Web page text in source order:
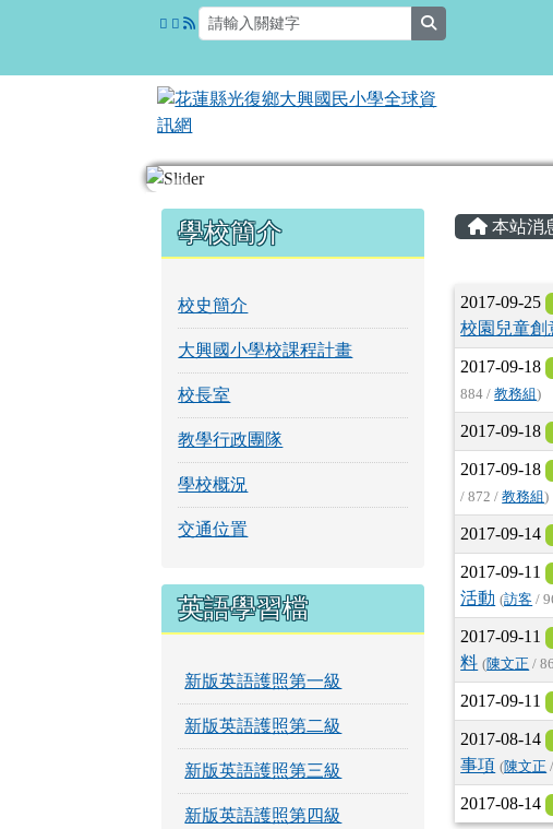
花蓮縣光復鄉大興國民小學
左邊區域內容
學校簡介
校史簡介
大興國小學校課程計畫
校長室
教學行政團隊
學校概況
交通位置
英語學習檔
新版英語護照第一級
新版英語護照第二級
新版英語護照第三級
新版英語護照第四級
主內本站消
文章
2017-09-25
校園兒童創
2017-09-18
884 /教務組)
2017-09-18
2017-09-18
/ 872 /教務組)
2017-09-14
2017-09-11
活動 (訪客 /
2017-09-11
料 (陳文正 /
2017-09-11
2017-08-14
事項 (陳文正
2017-08-14